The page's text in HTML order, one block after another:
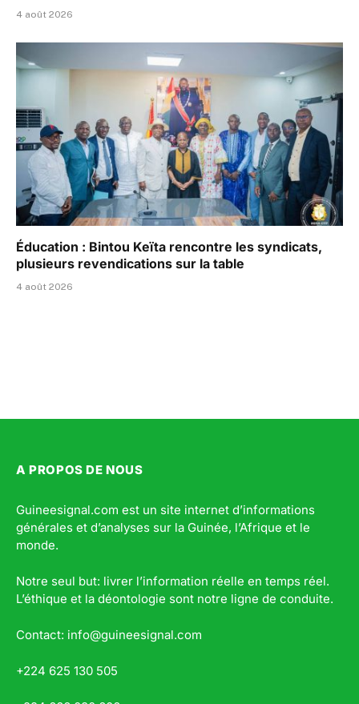
4 août 2026
Éducation : Bintou Keïta rencontre les syndicats,
plusieurs revendications sur la table
4 août 2026
A PROPOS DE NOUS
Guineesignal.com est un site internet d’informations
générales et d’analyses sur la Guinée, l’Afrique et le
monde.
Notre seul but: livrer l’information réelle en temps réel.
L’éthique et la déontologie sont notre ligne de conduite.
Contact: info@guineesignal.com
+224 625 130 505